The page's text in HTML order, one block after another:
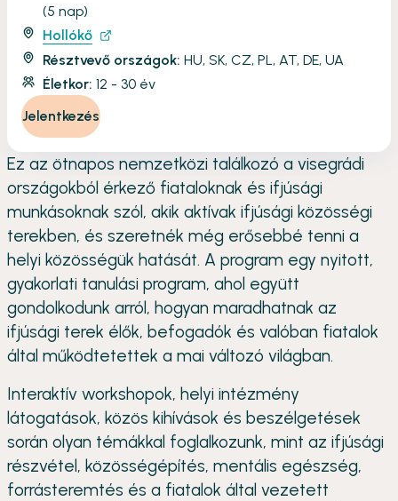
Ez az ötnapos nemzetközi találkozó a visegrádi
országokból érkező fiataloknak és ifjúsági
munkásoknak szól, akik aktívak ifjúsági közösségi
terekben, és szeretnék még erősebbé tenni a
helyi közösségük hatását. A program egy nyitott,
gyakorlati tanulási program, ahol együtt
gondolkodunk arról, hogyan maradhatnak az
ifjúsági terek élők, befogadók és valóban fiatalok
által működtetettek a mai változó világban.
Interaktív workshopok, helyi intézmény
látogatások, közös kihívások és beszélgetések
során olyan témákkal foglalkozunk, mint az ifjúsági
részvétel, közösségépítés, mentális egészség,
forrásteremtés és a fiatalok által vezetett
(5 nap)
Hollókő
Résztvevő országok: HU, SK, CZ, PL, AT, DE, UA
Életkor: 12 - 30 év
Jelentkezés